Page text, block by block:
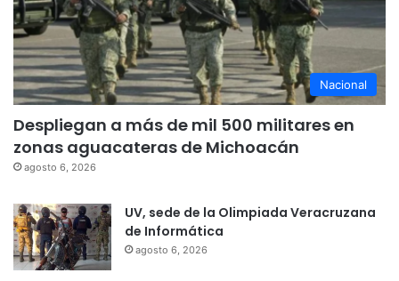
Nacional
Despliegan a más de mil 500 militares en
zonas aguacateras de Michoacán
agosto 6, 2026
UV, sede de la Olimpiada Veracruzana
de Informática
agosto 6, 2026